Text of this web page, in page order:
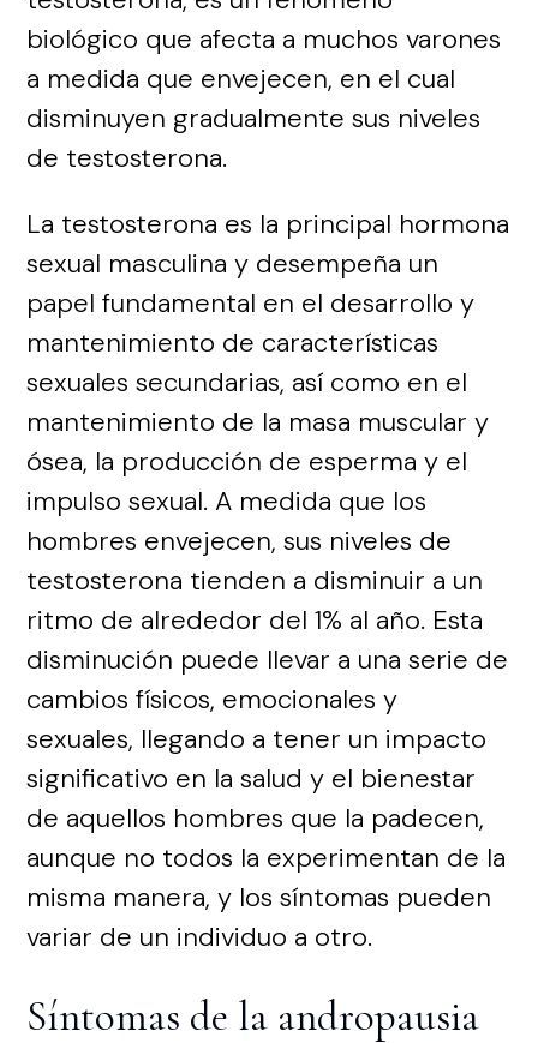
biológico que afecta a muchos varones
a medida que envejecen, en el cual
disminuyen gradualmente sus niveles
de testosterona.
La testosterona es la principal hormona
sexual masculina y desempeña un
papel fundamental en el desarrollo y
mantenimiento de características
sexuales secundarias, así como en el
mantenimiento de la masa muscular y
ósea, la producción de esperma y el
impulso sexual. A medida que los
hombres envejecen, sus niveles de
testosterona tienden a disminuir a un
ritmo de alrededor del 1% al año. Esta
disminución puede llevar a una serie de
cambios físicos, emocionales y
sexuales, llegando a tener un impacto
significativo en la salud y el bienestar
de aquellos hombres que la padecen,
aunque no todos la experimentan de la
misma manera, y los síntomas pueden
variar de un individuo a otro.
Síntomas de la andropausia